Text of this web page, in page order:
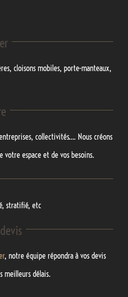
cloisons mobiles, porte-manteaux,
collectivités…. Nous créons
espace et de vos besoins.
stratifié, etc
, notre équipe répondra à vos devis
meilleurs délais.